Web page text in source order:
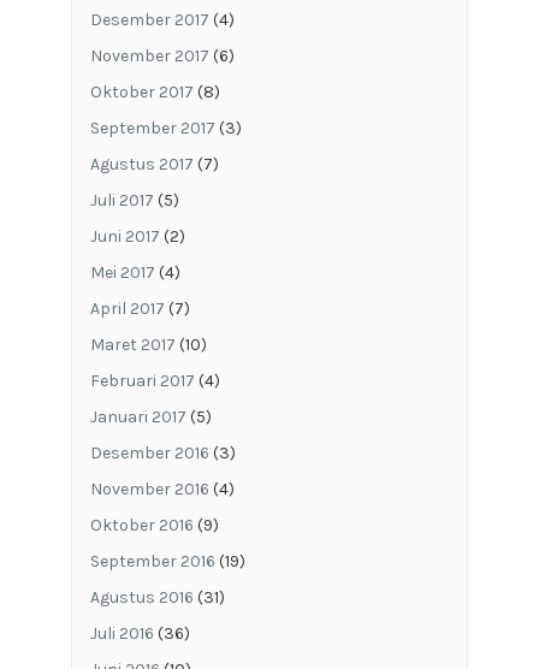
Desember 2017 (4)
November 2017 (6)
Oktober 2017 (8)
September 2017 (3)
Agustus 2017 (7)
Juli 2017 (5)
Juni 2017 (2)
Mei 2017 (4)
April 2017 (7)
Maret 2017 (10)
Februari 2017 (4)
Januari 2017 (5)
Desember 2016 (3)
November 2016 (4)
Oktober 2016 (9)
September 2016 (19)
Agustus 2016 (31)
Juli 2016 (36)